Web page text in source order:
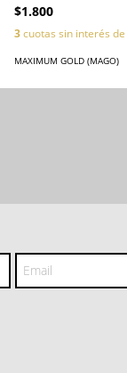
$1.800
3cuotas sin interés de
MAXIMUM GOLD (MAGO)